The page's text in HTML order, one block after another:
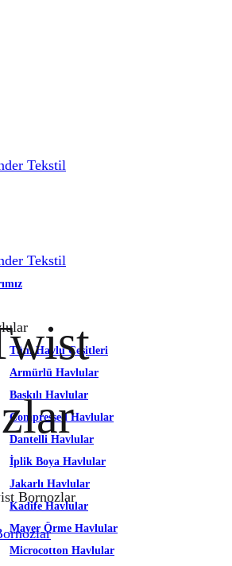
Tüm Havlu Çeşitleri
Armürlü Havlular
Baskılı Havlular
Compressed Havlular
Dantelli Havlular
İplik Boya Havlular
Jakarlı Havlular
Kadife Havlular
Mayer Örme Havlular
Microcotton Havlular
Bornozlar